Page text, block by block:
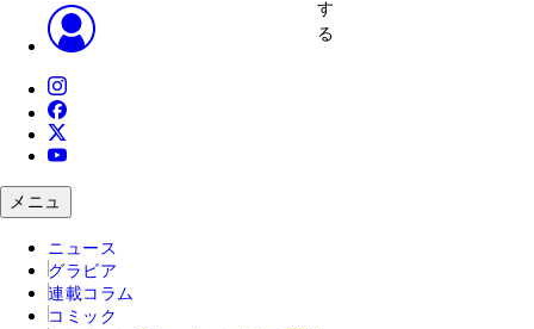
す
る
メニュ
ニュース
グラビア
連載コラム
コミック